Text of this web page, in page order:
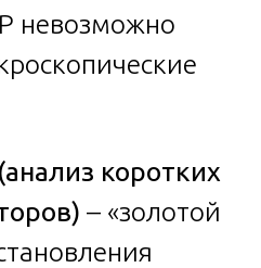
невозможно
коротких
– «золотой